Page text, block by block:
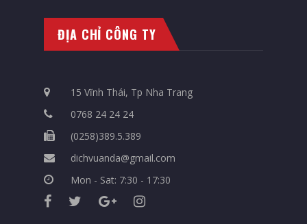
ĐỊA CHỈ CÔNG TY
15 Vĩnh Thái, Tp Nha Trang
0768 24 24 24
(0258)389.5.389
dichvuanda@gmail.com
Mon - Sat: 7:30 - 17:30